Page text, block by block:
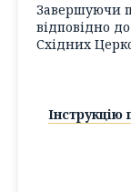
Завершуючи
відповідно
Східних